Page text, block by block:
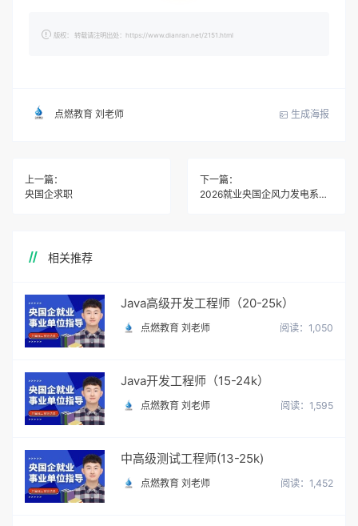
版权： 转载请注明出处：https://www.dianran.net/2151.html
点燃教育 刘老师 生成海报
上一篇：
央国企求职
下一篇：
2026就业央国企风力发电系统直签正式工
相关推荐
Java高级开发工程师（20-25k）
点燃教育 刘老师 阅读：1,050
Java开发工程师（15-24k）
点燃教育 刘老师 阅读：1,595
中高级测试工程师(13-25k)
点燃教育 刘老师 阅读：1,452